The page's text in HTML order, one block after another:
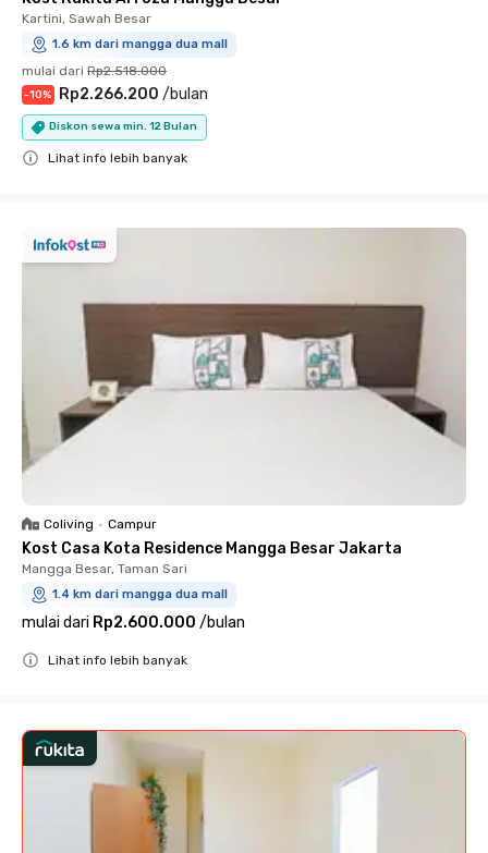
Kartini, Sawah Besar
1.6 km dari mangga dua mall
mulai dari Rp2.518.000
-10% Rp2.266.200 /bulan
Diskon sewa min. 12 Bulan
Lihat info lebih banyak
Coliving • Campur
Kost Casa Kota Residence Mangga Besar Jakarta
Mangga Besar, Taman Sari
1.4 km dari mangga dua mall
mulai dari Rp2.600.000 /bulan
Lihat info lebih banyak